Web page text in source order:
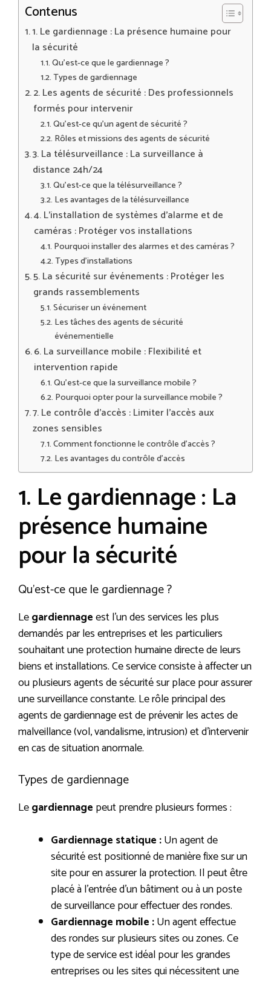
Contenus
1. Le gardiennage : La présence humaine pour
la sécurité
Qu’est-ce que le gardiennage ?
Types de gardiennage
2. Les agents de sécurité : Des professionnels
formés pour intervenir
Qu’est-ce qu’un agent de sécurité ?
Rôles et missions des agents de sécurité
3. La télésurveillance : La surveillance à
distance 24h/24
Qu’est-ce que la télésurveillance ?
Les avantages de la télésurveillance
4. L’installation de systèmes d’alarme et de
caméras : Protéger vos installations
Pourquoi installer des alarmes et des caméras ?
Types d’installations
5. La sécurité sur événements : Protéger les
grands rassemblements
Sécuriser un événement
Les tâches des agents de sécurité
événementielle
6. La surveillance mobile : Flexibilité et
intervention rapide
Qu’est-ce que la surveillance mobile ?
Pourquoi opter pour la surveillance mobile ?
7. Le contrôle d’accès : Limiter l’accès aux
zones sensibles
Comment fonctionne le contrôle d’accès ?
Les avantages du contrôle d’accès
1. Le gardiennage : La
présence humaine
pour la sécurité
Qu’est-ce que le gardiennage ?
Legardiennageest l’un des services les plus
demandés par les entreprises et les particuliers
souhaitant une protection humaine directe de leurs
biens et installations. Ce service consiste à affecter un
ou plusieurs agents de sécurité sur place pour assurer
une surveillance constante. Le rôle principal des
agents de gardiennage est de prévenir les actes de
malveillance (vol, vandalisme, intrusion) et d’intervenir
en cas de situation anormale.
Types de gardiennage
Legardiennage peut prendre plusieurs formes :
Gardiennage statique :Un agent de
sécurité est positionné de manière fixe sur un
site pour en assurer la protection. Il peut être
placé à l’entrée d’un bâtiment ou à un poste
de surveillance pour effectuer des rondes.
Gardiennage mobile :Un agent effectue
des rondes sur plusieurs sites ou zones. Ce
type de service est idéal pour les grandes
entreprises ou les sites qui nécessitent une